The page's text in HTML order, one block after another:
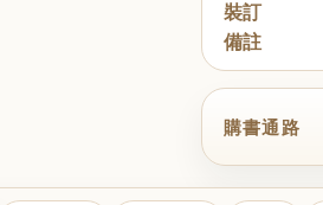
裝訂
備註
購書通路